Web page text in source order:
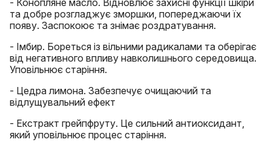
та добре розгладжує зморшки, попереджаючи їх
появу. Заспокоює та знімає роздратування.
- Імбир. Бореться із вільними радикалами та оберігає
від негативного впливу навколишнього середовища.
Уповільнює старіння.
- Цедра лимона. Забезпечує очищаючий та
відлущувальний ефект
- Екстракт грейпфруту. Це сильний антиоксидант,
який уповільнює процес старіння.